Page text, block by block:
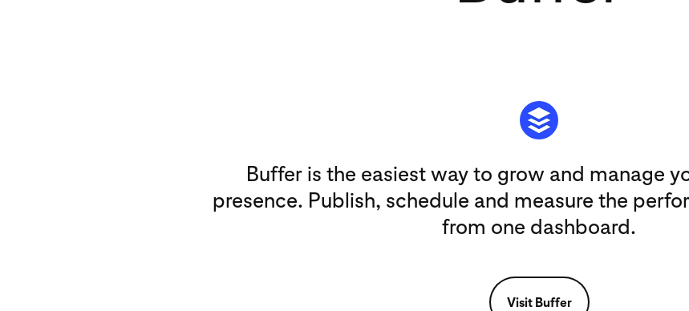
Buffer is the easiest way to grow and manage
presence. Publish, schedule and measure the
from one dashboard.
Visit Buffer